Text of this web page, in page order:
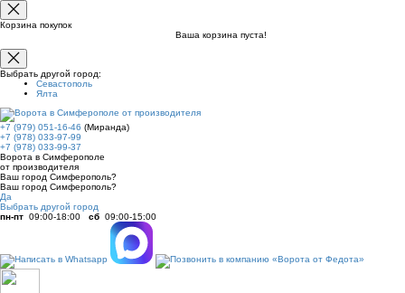
Корзина покупок
Ваша корзина пуста!
Выбрать другой город:
Севастополь
Ялта
+7 (979) 051-16-46 (Миранда)
+7 (978) 033-97-99
+7 (978) 033-99-37
Ворота в Симферополе
от производителя
Ваш город Симферополь?
Ваш город Симферополь?
Да
Выбрать другой город
пн-пт 09:00-18:00 сб 09:00-15:00